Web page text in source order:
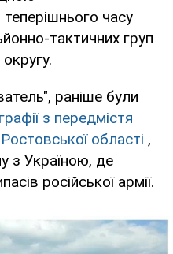
часу
тактичних груп
раніше були
з передмістя
області ,
з Україною, де
російської армії.